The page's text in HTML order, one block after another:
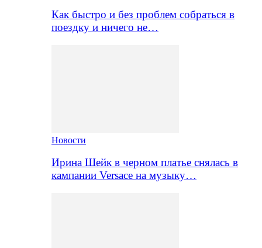
Как быстро и без проблем собраться в
поездку и ничего не…
Новости
Ирина Шейк в черном платье снялась в
кампании Versace на музыку…